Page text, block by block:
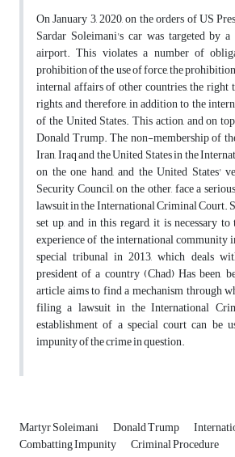
On January 3, 2020, on the orders of US
Sardar Soleimani's car was targeted by
airport. This violates a number of
prohibition of the use of force, the
internal affairs of other countries, the
rights, and therefore, in addition to the
of the United States. This action, and on
Donald Trump. The non-membership of
Iran, Iraq and the United States in the
on the one hand, and the United States'
Security Council, on the other, face a
lawsuit in the International Criminal Court.
set up, and in this regard, it is necessary
experience of the international community
special tribunal in 2013, which deals
president of a country (Chad) Has been,
article aims to find a mechanism through
filing a lawsuit in the International
establishment of a special court can be
impunity of the crime in question.
Martyr Soleimani Donald Trump
Combatting Impunity Criminal Procedure